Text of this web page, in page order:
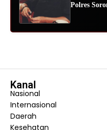
Polres
Kanal
Nasional
Internasional
Daerah
Kesehatan